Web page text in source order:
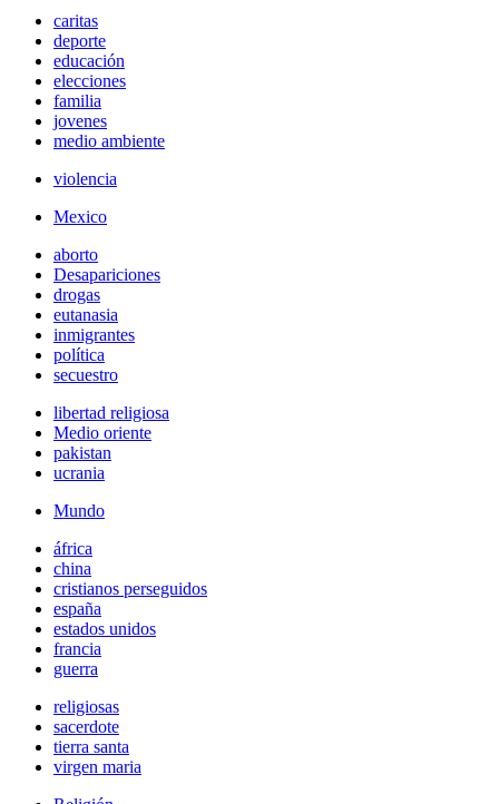
caritas
deporte
educación
elecciones
familia
jovenes
medio ambiente
violencia
Mexico
aborto
Desapariciones
drogas
eutanasia
inmigrantes
política
secuestro
libertad religiosa
Medio oriente
pakistan
ucrania
Mundo
áfrica
china
cristianos perseguidos
españa
estados unidos
francia
guerra
religiosas
sacerdote
tierra santa
virgen maria